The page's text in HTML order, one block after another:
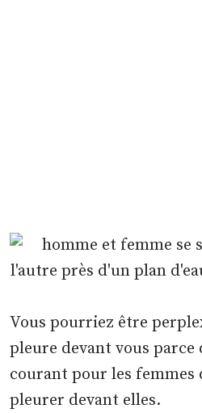
Vous pourriez être
pleure devant vous parce
courant pour les femmes
pleurer devant elles.